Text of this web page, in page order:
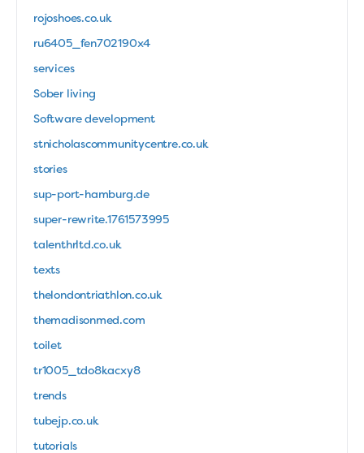
rojoshoes.co.uk
ru6405_fen702190x4
services
Sober living
Software development
stnicholascommunitycentre.co.uk
stories
sup-port-hamburg.de
super-rewrite.1761573995
talenthrltd.co.uk
texts
thelondontriathlon.co.uk
themadisonmed.com
toilet
tr1005_tdo8kacxy8
trends
tubejp.co.uk
tutorials